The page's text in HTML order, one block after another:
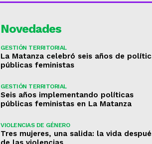
Novedades
GESTIÓN TERRITORIAL
La Matanza celebró seis años de
públicas feministas
GESTIÓN TERRITORIAL
Seis años implementando políticas
públicas feministas en La Matanza
VIOLENCIAS DE GÉNERO
Tres mujeres, una salida: la vida